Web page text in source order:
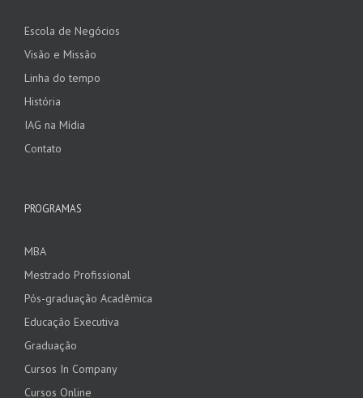
Escola de Negócios
Visão e Missão
Linha do tempo
História
IAG na Mídia
Contato
PROGRAMAS
MBA
Mestrado Profissional
Pós-graduação Acadêmica
Educação Executiva
Graduação
Cursos In Company
Cursos Online